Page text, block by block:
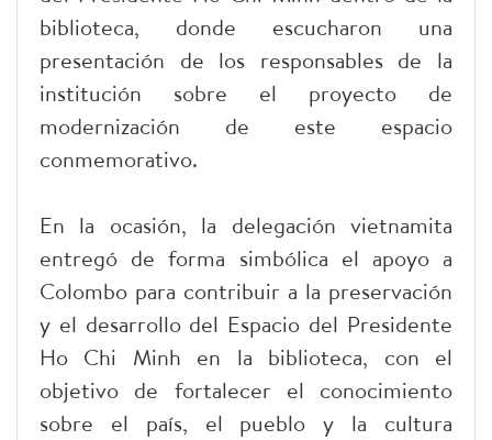
biblioteca, donde escucharon una
presentación de los responsables de la
institución sobre el proyecto de
modernización de este espacio
conmemorativo.
En la ocasión, la delegación vietnamita
entregó de forma simbólica el apoyo a
Colombo para contribuir a la preservación
y el desarrollo del Espacio del Presidente
Ho Chi Minh en la biblioteca, con el
objetivo de fortalecer el conocimiento
sobre el país, el pueblo y la cultura